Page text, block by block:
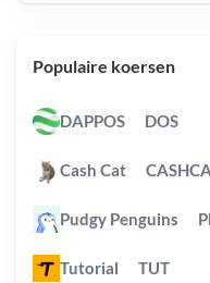
Populaire koersen
DAPPOS DOS
Cash Cat
Pudgy Penguins
Tutorial TUT